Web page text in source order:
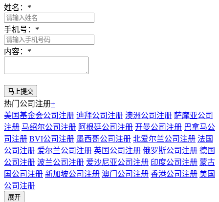
姓名： *
手机号： *
内容： *
热门公司注册+
美国基金会公司注册 迪拜公司注册 澳洲公司注册 萨摩亚公司
注册 马绍尔公司注册 阿根廷公司注册 开曼公司注册 巴拿马公
司注册 BVI公司注册 墨西哥公司注册 北爱尔兰公司注册 法国
公司注册 爱尔兰公司注册 英国公司注册 俄罗斯公司注册 德国
公司注册 波兰公司注册 爱沙尼亚公司注册 印度公司注册 蒙古
国公司注册 新加坡公司注册 澳门公司注册 香港公司注册 美国
公司注册
展开